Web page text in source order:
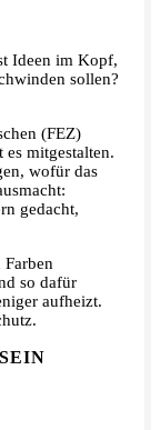
Ideen im Kopf,
sollen?
(FEZ)
mitgestalten.
wofür das
gedacht,
so dafür
aufheizt.